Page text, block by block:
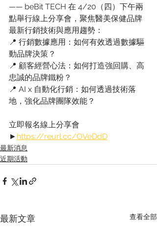
—— beBit TECH 在 4/20（四）下午兩
點舉行線上分享會，聚焦醫美保健品牌
最新行銷技術與應用趨勢：
📍 行銷數據應用：如何有效透過數據驅
動品牌決策？
📍 顧客經營心法：如何打造強回購、高
忠誠的品牌鐵粉？
📍 AI x 自動化行銷：如何透過技術落
地，強化品牌團隊效能？
立即報名線上分享會
► https://reurl.cc/OVeDdD
最新消息
近期活動
最新文章 查看全部